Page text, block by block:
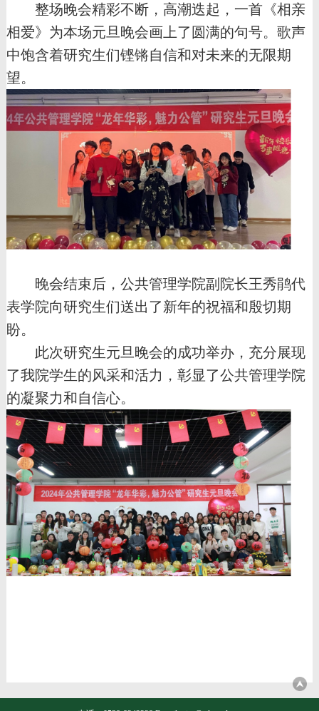
整场晚会精彩不断，高潮迭起，一首《相亲
相爱》为本场元旦晚会画上了圆满的句号。歌声
中饱含着研究生们铿锵自信和对未来的无限期
望。
晚会结束后，公共管理学院副院长王秀鹃代
表学院向研究生们送出了新年的祝福和殷切期
盼。
此次研究生元旦晚会的成功举办，充分展现
了我院学生的风采和活力，彰显了公共管理学院
的凝聚力和自信心。